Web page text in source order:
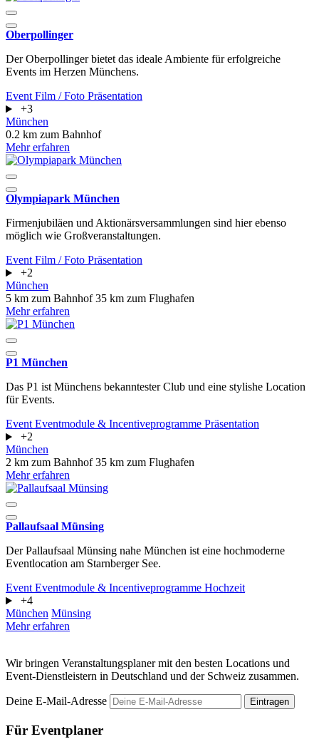
Oberpollinger
Der Oberpollinger bietet das ideale Ambiente für erfolgreiche
Events im Herzen Münchens.
Event Film / Foto Präsentation
+3
München
0.2 km zum Bahnhof
Mehr erfahren
Olympiapark München
Firmenjubiläen und Aktionärsversammlungen sind hier ebenso
möglich wie Großveranstaltungen.
Event Film / Foto Präsentation
+2
München
5 km zum Bahnhof35 km zum Flughafen
Mehr erfahren
P1 München
Das P1 ist Münchens bekanntester Club und eine stylishe Location
für Events.
Event Eventmodule & Incentiveprogramme Präsentation
+2
München
2 km zum Bahnhof35 km zum Flughafen
Mehr erfahren
Pallaufsaal Münsing
Der Pallaufsaal Münsing nahe München ist eine hochmoderne
Eventlocation am Starnberger See.
Event Eventmodule & Incentiveprogramme Hochzeit
+4
München Münsing
Mehr erfahren
Wir bringen Veranstaltungsplaner mit den besten Locations und
Event-Dienstleistern in Deutschland und der Schweiz zusammen.
Deine E-Mail-Adresse Eintragen
Für Eventplaner